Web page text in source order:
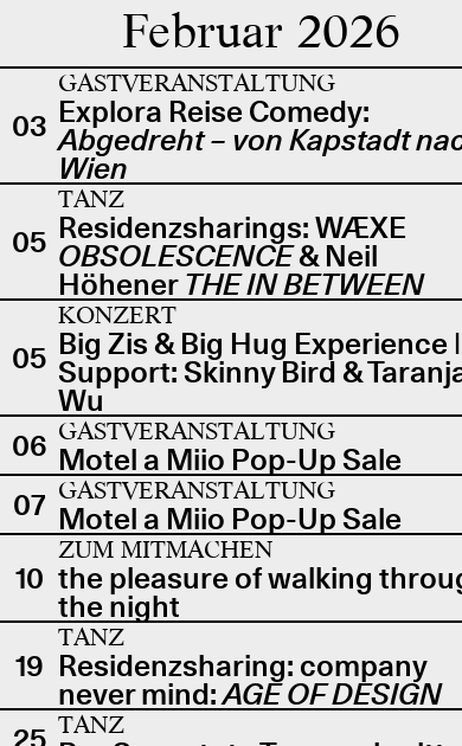
Februar 2026
03
GASTVERANSTALTUNG
Explora Reise Comedy:
Abgedreht – von Kapstadt
Wien
05
TANZ
Residenzsharings: WÆXE
OBSOLESCENCE& Neil
Höhener THE IN BETWEEN
05
KONZERT
Big Zis & Big Hug Experience |
Support: Skinny Bird &
Wu
06 GASTVERANSTALTUNG
Motel a Miio Pop-Up Sale
07 GASTVERANSTALTUNG
Motel a Miio Pop-Up Sale
10
ZUM MITMACHEN
the pleasure of walking
the night
19
TANZ
Residenzsharing: company
never mind:AGE OF DESIGN
25 TANZ